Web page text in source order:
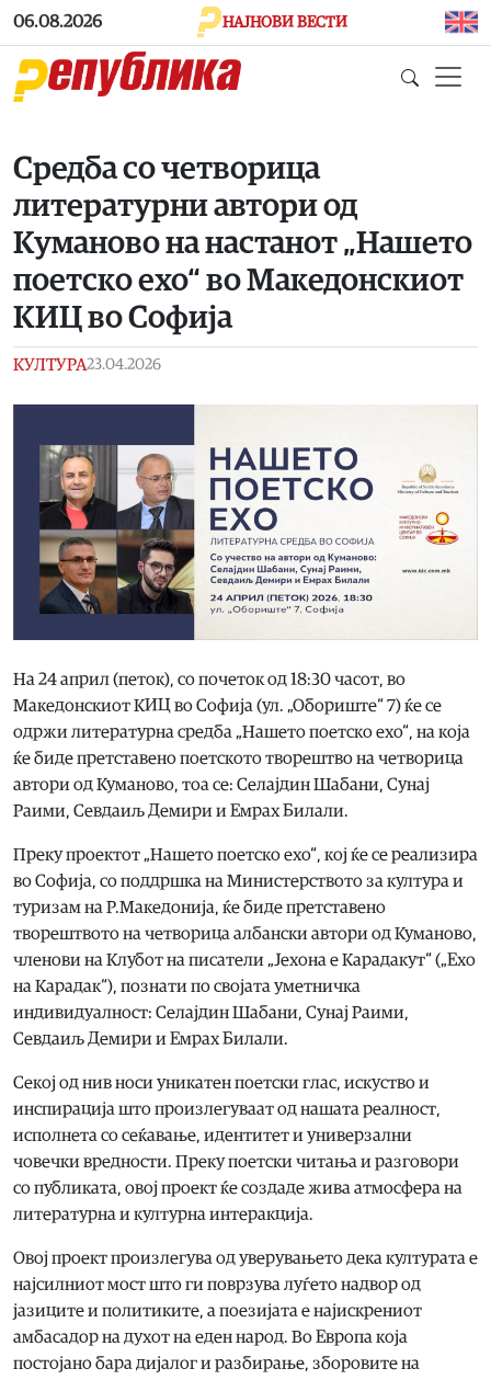
Skip to main content
06.08.2026 НАЈНОВИ ВЕСТИ
Средба со четворица
литературни автори од
Куманово на настанот „Нашето
поетско ехо“ во Македонскиот
КИЦ во Софија
КУЛТУРА23.04.2026
На 24 април (петок), со почеток од 18:30 часот, во
Македонскиот КИЦ во Софија (ул. „Обориште“ 7) ќе се
одржи литературна средба „Нашето поетско ехо“, на која
ќе биде претставено поетското творештво на четворица
автори од Куманово, тоа се: Селајдин Шабани, Сунај
Раими, Севдаиљ Демири и Емрах Билали.
Преку проектот „Нашето поетско ехо“, кој ќе се реализира
во Софија, со поддршка на Министерството за култура и
туризам на Р.Македонија, ќе биде претставено
творештвото на четворица албански автори од Куманово,
членови на Клубот на писатели „Јехона е Карадакут“ („Ехо
на Карадак“), познати по својата уметничка
индивидуалност: Селајдин Шабани, Сунај Раими,
Севдаиљ Демири и Емрах Билали.
Секој од нив носи уникатен поетски глас, искуство и
инспирација што произлегуваат од нашата реалност,
исполнета со сеќавање, идентитет и универзални
човечки вредности. Преку поетски читања и разговори
со публиката, овој проект ќе создаде жива атмосфера на
литературна и културна интеракција.
Овој проект произлегува од уверувањето дека културата е
најсилниот мост што ги поврзува луѓето надвор од
јазиците и политиките, а поезијата е најискрениот
амбасадор на духот на еден народ. Во Европа која
постојано бара дијалог и разбирање, зборовите на